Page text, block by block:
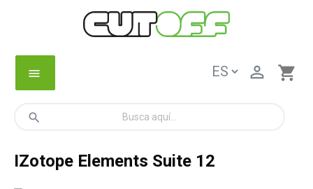
menu shopping_cart

search
IZotope Elements Suite 12